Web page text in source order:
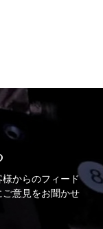
からのフィード
意見をお聞かせ